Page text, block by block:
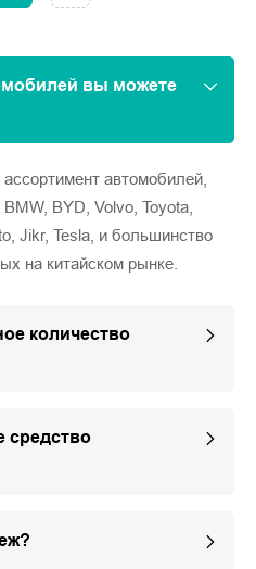
вы можете
автомобилей,
BYD, Volvo, Toyota,
Jikr, Tesla, и большинство
на китайском рынке.
количество
средство